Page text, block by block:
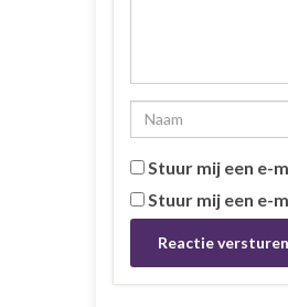
Stuur mij een e-
Stuur mij een e-